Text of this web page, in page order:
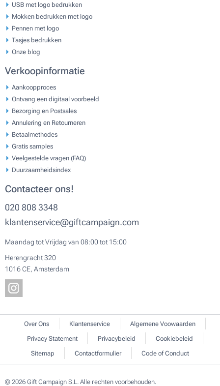
USB met logo bedrukken
Mokken bedrukken met logo
Pennen met logo
Tasjes bedrukken
Onze blog
Verkoopinformatie
Aankoopproces
Ontvang een digitaal voorbeeld
Bezorging en Postsales
Annulering en Retourneren
Betaalmethodes
Gratis samples
Veelgestelde vragen (FAQ)
Duurzaamheidsindex
Contacteer ons!
020 808 3348
klantenservice@giftcampaign.com
Maandag tot Vrijdag van 08:00 tot 15:00
Herengracht 320
1016 CE, Amsterdam
Over Ons Klantenservice
Algemene Voowaarden
Privacy Statement
Privacybeleid
Cookiebeleid
Sitemap
Contactformulier Code of Conduct
© 2026 Gift Campaign S.L. Alle rechten voorbehouden.